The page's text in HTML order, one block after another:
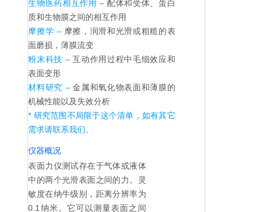
生物医药相互作用 – 配体和受体、蛋白
质和生物膜之间的相互作用
摩擦学 – 摩擦，润滑和光滑或粗糙的表
面磨损，薄膜流变
粉末科技 –互动作用过程中毛细效应和
表面变形
材料研究 –金属和氧化物表面和薄膜的
机械性能以及失效分析
* 研究范围不局限于这个清单，如有其它
需求请联系我们。
仪器概况
表面力仪测试存在于气体或液体
中的两个光滑表面之间的力。灵
敏度在纳牛级别，距离分辨率为
0.1纳米。它可以测量表面之间